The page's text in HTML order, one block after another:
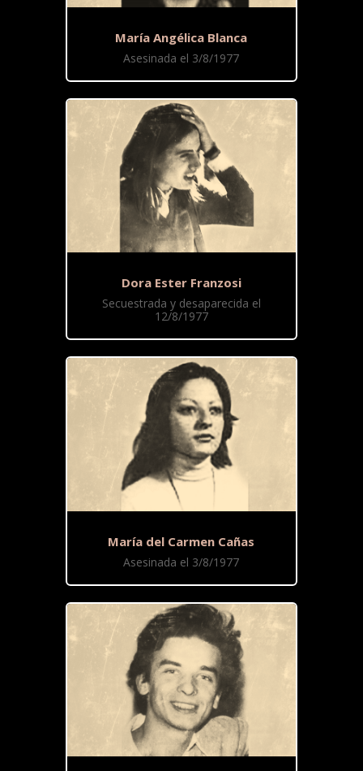
María Angélica Blanca
Asesinada el 3/8/1977
Dora Ester Franzosi
Secuestrada y desaparecida el
12/8/1977
María del Carmen Cañas
Asesinada el 3/8/1977